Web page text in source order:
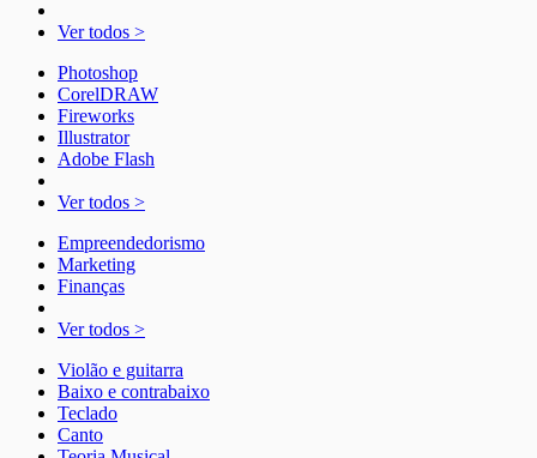
Ver todos >
Photoshop
CorelDRAW
Fireworks
Illustrator
Adobe Flash
Ver todos >
Empreendedorismo
Marketing
Finanças
Ver todos >
Violão e guitarra
Baixo e contrabaixo
Teclado
Canto